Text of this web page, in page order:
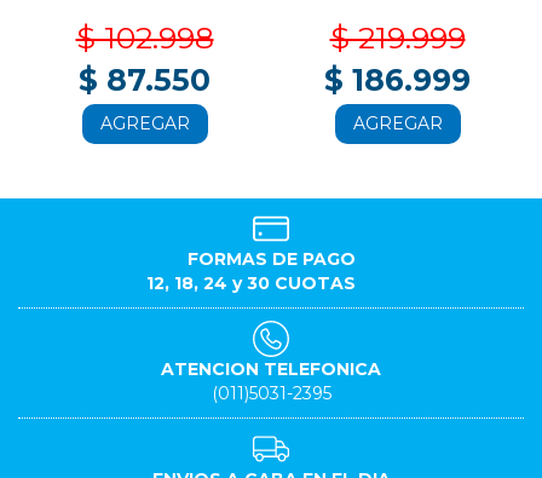
$ 102.998
$ 87.550
AGREGAR
$ 219.999
$ 186.999
AGREGAR
FORMAS DE PAGO
12, 18, 24 y 30 CUOTAS
ATENCION TELEFONICA
(011)5031-2395